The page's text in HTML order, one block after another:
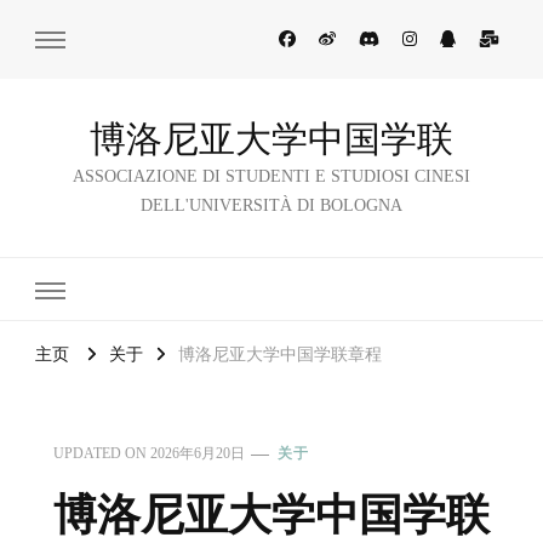
博洛尼亚大学中国学联
ASSOCIAZIONE DI STUDENTI E STUDIOSI CINESI
DELL'UNIVERSITÀ DI BOLOGNA
主页 关于 博洛尼亚大学中国学联章程
UPDATED ON 2026年6月20日 关于
博洛尼亚大学中国学联